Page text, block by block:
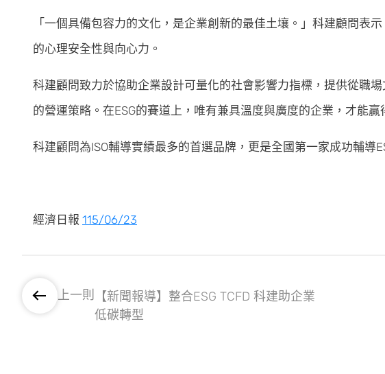
「一個具備包容力的文化，是企業創新的最佳土壤。」科建顧問
的心理安全性與向心力。
科建顧問致力於協助企業設計可量化的社會影響力指標，提供從職
的營運策略。在ESG的賽道上，唯有兼具溫度與廣度的企業，才能贏
科建顧問為ISO輔導實績最多的首選品牌，更是全國第一家成功輔導
經濟日報 115/06/23
上一則
【新聞報導】整合ESG TCFD 科建助企業
低碳轉型